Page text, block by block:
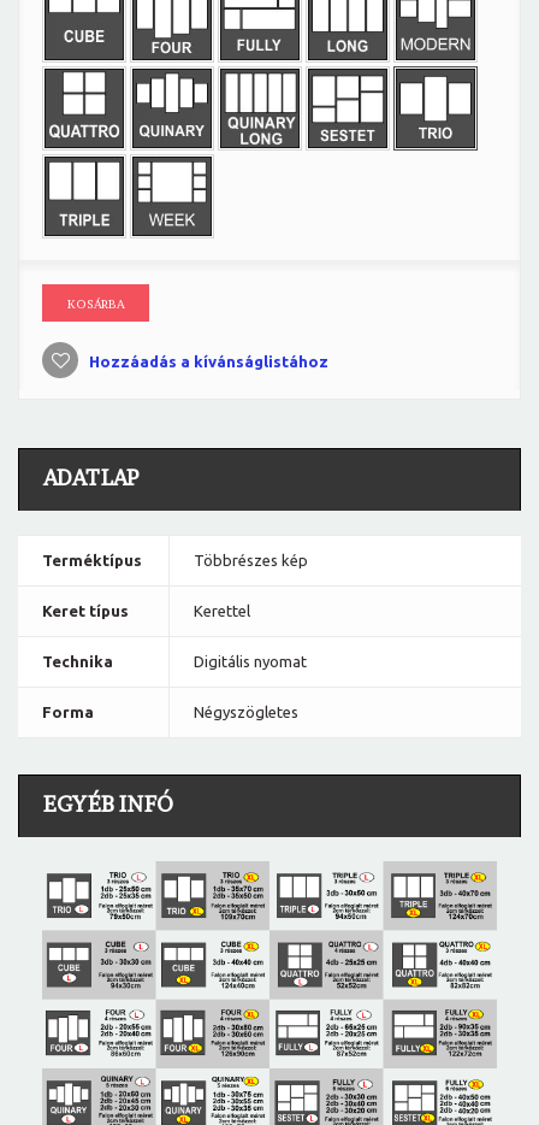
KOSÁRBA
Hozzáadás a kívánságlistához
ADATLAP
Terméktípus Többrészes kép
Keret típus Kerettel
Technika Digitális nyomat
Forma Négyszögletes
EGYÉB INFÓ